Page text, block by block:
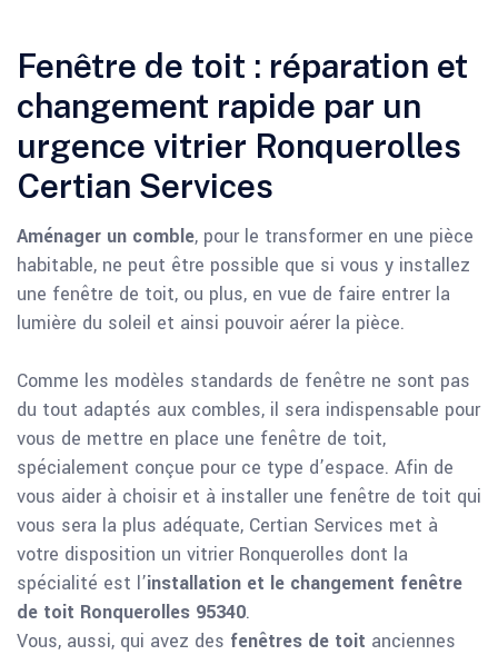
Fenêtre de toit : réparation et
changement rapide par un
urgence vitrier Ronquerolles
Certian Services
Aménager un comble, pour le transformer en une pièce
habitable, ne peut être possible que si vous y installez
une fenêtre de toit, ou plus, en vue de faire entrer la
lumière du soleil et ainsi pouvoir aérer la pièce.
Comme les modèles standards de fenêtre ne sont pas
du tout adaptés aux combles, il sera indispensable pour
vous de mettre en place une fenêtre de toit,
spécialement conçue pour ce type d’espace. Afin de
vous aider à choisir et à installer une fenêtre de toit qui
vous sera la plus adéquate, Certian Services met à
votre disposition un vitrier Ronquerolles dont la
spécialité est l’installation et le changement fenêtre
de toit Ronquerolles 95340.
Vous, aussi, qui avez des fenêtres de toit anciennes